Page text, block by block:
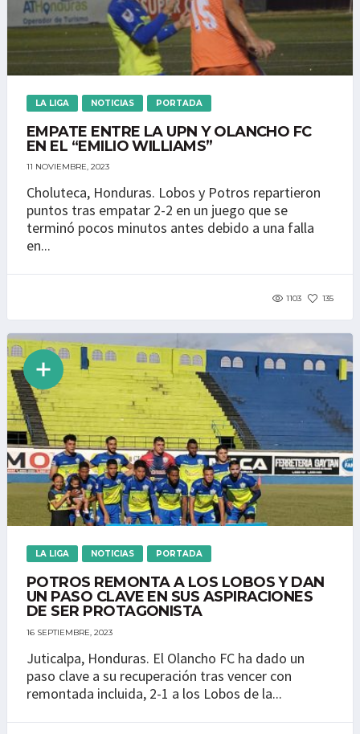
LA LIGA NOTICIAS PORTADA
EMPATE ENTRE LA UPN Y OLANCHO FC
EN EL “EMILIO WILLIAMS”
11 NOVIEMBRE, 2023
Choluteca, Honduras. Lobos y Potros repartieron
puntos tras empatar 2-2 en un juego que se
terminó pocos minutos antes debido a una falla
en...
1103 135
LA LIGA NOTICIAS PORTADA
POTROS REMONTA A LOS LOBOS Y DAN
UN PASO CLAVE EN SUS ASPIRACIONES
DE SER PROTAGONISTA
16 SEPTIEMBRE, 2023
Juticalpa, Honduras. El Olancho FC ha dado un
paso clave a su recuperación tras vencer con
remontada incluida, 2-1 a los Lobos de la...